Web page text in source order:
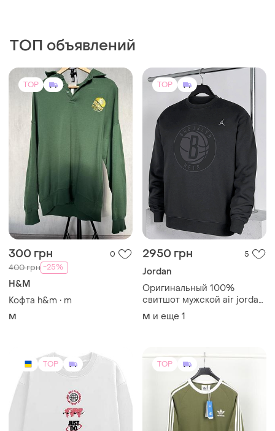
ТОП объявлений
TOP
300 грн 0
400 грн -25%
H&M
Кофта h&m • m
M
TOP
2950 грн 5
Jordan
Оригинальный 100%
свитшот мужской air jordan
brooklyn black.(размеры м и
l).
M и еще 1
TOP TOP